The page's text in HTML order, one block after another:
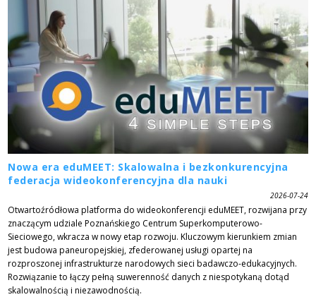
Nowa era eduMEET: Skalowalna i bezkonkurencyjna
federacja wideokonferencyjna dla nauki
2026-07-24
Otwartoźródłowa platforma do wideokonferencji eduMEET, rozwijana przy
znaczącym udziale Poznańskiego Centrum Superkomputerowo-
Sieciowego, wkracza w nowy etap rozwoju. Kluczowym kierunkiem zmian
jest budowa paneuropejskiej, zfederowanej usługi opartej na
rozproszonej infrastrukturze narodowych sieci badawczo-edukacyjnych.
Rozwiązanie to łączy pełną suwerenność danych z niespotykaną dotąd
skalowalnością i niezawodnością.